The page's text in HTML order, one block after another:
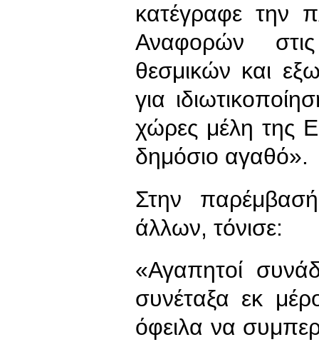
κατέγραφε την
Αναφορών
θεσμικών και
για
χώρες μέλη της
δημόσιο αγαθό».
Στην
άλλων, τόνισε:
«Αγαπητοί
συνέταξα εκ
όφειλα να